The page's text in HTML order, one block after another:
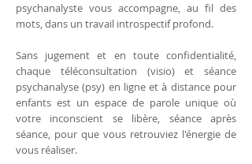
psychanalyste vous accompagne, au fil des
mots, dans un travail introspectif profond.
Sans jugement et en toute confidentialité,
chaque téléconsultation (visio) et séance
psychanalyse (psy) en ligne et à distance pour
enfants est un espace de parole unique où
votre inconscient se libère, séance après
séance, pour que vous retrouviez l'énergie de
vous réaliser.